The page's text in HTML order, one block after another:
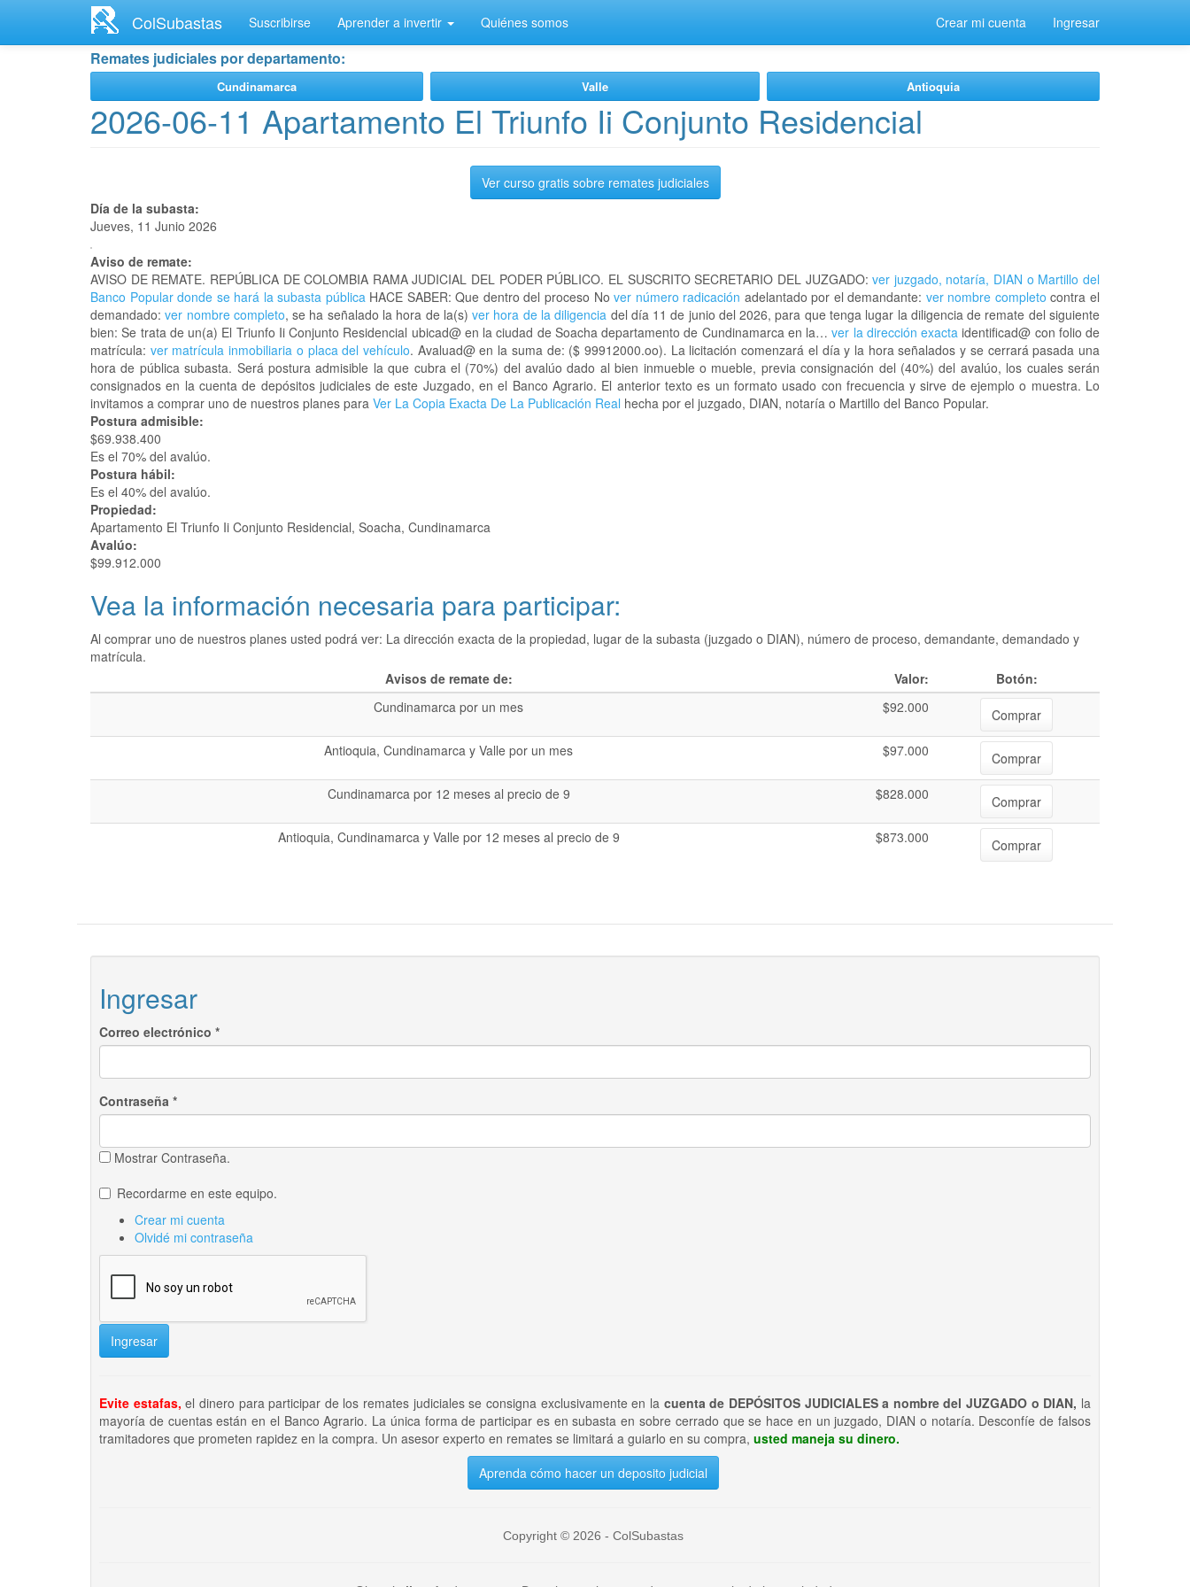
contenido
ColSubastas Suscribirse Aprender a invertir Quiénes somos Crear mi cuenta Ingresar
Remates judiciales por departamento:
Cundinamarca Valle Antioquia
2026-06-11 Apartamento El Triunfo Ii Conjunto Residencial
Ver curso gratis sobre remates judiciales
Día de la subasta:
Jueves, 11 Junio 2026
Aviso de remate:
AVISO DE REMATE. REPÚBLICA DE COLOMBIA RAMA JUDICIAL DEL PODER PÚBLICO. EL SUSCRITO SECRETARIO DEL JUZGADO: ver juzgado, notaría, DIAN o Martillo del
Banco Popular donde se hará la subasta públicaHACE SABER: Que dentro del proceso Nover número radicación adelantado por el demandante: ver nombre completo contra el
demandado:ver nombre completo, se ha señalado la hora de la(s)ver hora de la diligencia del día 11 de junio del 2026, para que tenga lugar la diligencia de remate del siguiente
bien: Se trata de un(a) El Triunfo Ii Conjunto Residencial ubicad@ en la ciudad de Soacha departamento de Cundinamarca en la…ver la dirección exacta identificad@ con folio de
matrícula: ver matrícula inmobiliaria o placa del vehículo. Avaluad@ en la suma de: ($ 99912000.oo). La licitación comenzará el día y la hora señalados y se cerrará pasada una
hora de pública subasta. Será postura admisible la que cubra el (70%) del avalúo dado al bien inmueble o mueble, previa consignación del (40%) del avalúo, los cuales serán
consignados en la cuenta de depósitos judiciales de este Juzgado, en el Banco Agrario. El anterior texto es un formato usado con frecuencia y sirve de ejemplo o muestra. Lo
invitamos a comprar uno de nuestros planes para Ver La Copia Exacta De La Publicación Real hecha por el juzgado, DIAN, notaría o Martillo del Banco Popular.
Postura admisible:
$69.938.400
Es el 70% del avalúo.
Postura hábil:
Es el 40% del avalúo.
Propiedad:
Apartamento El Triunfo Ii Conjunto Residencial, Soacha, Cundinamarca
Avalúo:
$99.912.000
Vea la información necesaria para participar:
Al comprar uno de nuestros planes usted podrá ver: La dirección exacta de la propiedad, lugar de la subasta (juzgado o DIAN), número de proceso, demandante, demandado y
matrícula.
Avisos de remate de:
Valor:
Botón:
Cundinamarca por un mes
$92.000
Comprar
Antioquia, Cundinamarca y Valle por un mes
$97.000
Comprar
Cundinamarca por 12 meses al precio de 9
$828.000
Comprar
Antioquia, Cundinamarca y Valle por 12 meses al precio de 9
$873.000 Comprar
Ingresar
Correo electrónico *
Contraseña *
Mostrar Contraseña.
Recordarme en este equipo.
Crear mi cuenta
Olvidé mi contraseña
Ingresar
Evite estafas, el dinero para participar de los remates judiciales se consigna exclusivamente en lacuenta de DEPÓSITOS JUDICIALES a nombre del JUZGADO o DIAN, la
mayoría de cuentas están en el Banco Agrario. La única forma de participar es en subasta en sobre cerrado que se hace en un juzgado, DIAN o notaría. Desconfíe de falsos
tramitadores que prometen rapidez en la compra. Un asesor experto en remates se limitará a guiarlo en su compra, usted maneja su dinero.
Aprenda cómo hacer un deposito judicial
Copyright © 2026 - ColSubastas